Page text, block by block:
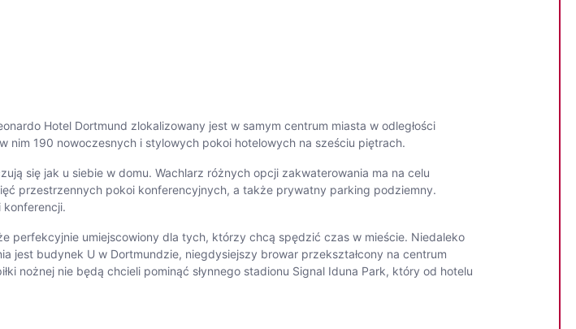
Hotel Dortmund zlokalizowany jest w samym centrum miasta w odległości
nim 190 nowoczesnych i stylowych pokoi hotelowych na sześciu piętrach.
się jak u siebie w domu. Wachlarz różnych opcji zakwaterowania ma na celu
przestrzennych pokoi konferencyjnych, a także prywatny parking podziemny.
konferencji.
perfekcyjnie umiejscowiony dla tych, którzy chcą spędzić czas w mieście. Niedaleko
jest budynek U w Dortmundzie, niegdysiejszy browar przekształcony na centrum
nożnej nie będą chcieli pominąć słynnego stadionu Signal Iduna Park, który od hotelu